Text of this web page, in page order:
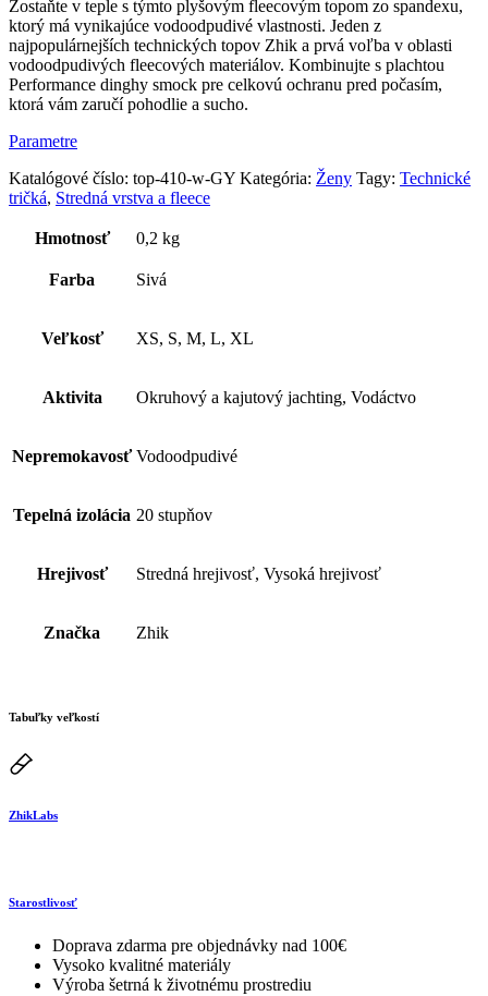
Zostaňte v teple s týmto plyšovým fleecovým topom zo spandexu,
ktorý má vynikajúce vodoodpudivé vlastnosti. Jeden z
najpopulárnejších technických topov Zhik a prvá voľba v oblasti
vodoodpudivých fleecových materiálov. Kombinujte s plachtou
Performance dinghy smock pre celkovú ochranu pred počasím,
ktorá vám zaručí pohodlie a sucho.
Parametre
Katalógové číslo: top-410-w-GY Kategória: Ženy Tagy: Technické
tričká, Stredná vrstva a fleece
Hmotnosť 0,2 kg
Farba Sivá
Veľkosť XS, S, M, L, XL
Aktivita Okruhový a kajutový jachting, Vodáctvo
Nepremokavosť Vodoodpudivé
Tepelná izolácia 20 stupňov
Hrejivosť Stredná hrejivosť, Vysoká hrejivosť
Značka Zhik
Tabuľky veľkostí
ZhikLabs
Starostlivosť
Doprava zdarma pre objednávky nad 100€
Vysoko kvalitné materiály
Výroba šetrná k životnému prostrediu